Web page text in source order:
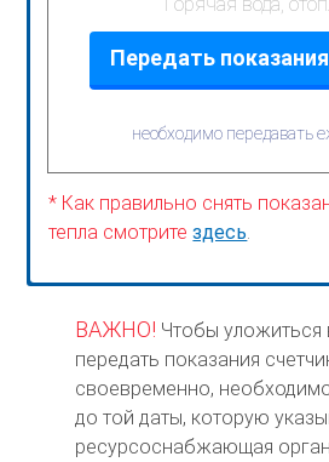
Передать
необходимо передавать
* Как правильно снять
тепла смотритездесь
ВАЖНО! Чтобы уложиться
передать показания
своевременно,
до той даты, которую
ресурсоснабжающая